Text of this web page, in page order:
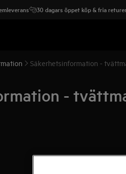
30 dagars öppet köp & fria
Säkerhetsinformation -
-